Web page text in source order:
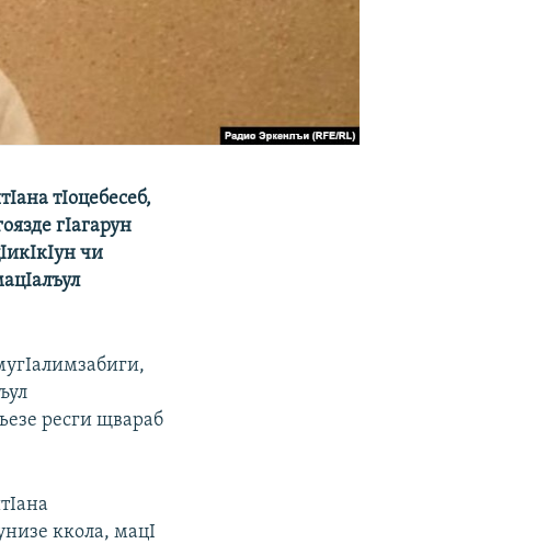
тIоцебесеб,
гIагарун
чи
ресги щвараб
ккола, мацI